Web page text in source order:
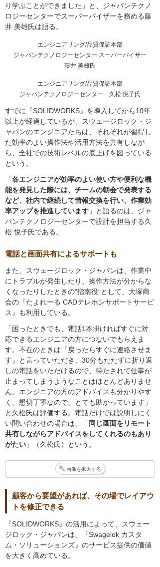
り学ぶことができました」と、ジャパンテクノ
ロジーセンターでスーパーバイザーを務める藤
井 美雄氏は語る。
エンジニアリング/品質保証本部
ジャパンテクノロジーセンター スーパーバイザー
藤井 美雄氏
エンジニアリング/品質保証本部
ジャパンテクノロジーセンター 久松 悦子氏
すでに『SOLIDWORKS』を導入してから10年
以上が経過しているが、スウェージロック・ジ
ャパンのエンジニアたちは、それぞれが習得し
た効率のよい操作法や活用方法を共有しなが
ら、全社での技術レベルの底上げを図っている
という。
「各エンジニアが効率のよい使い方や便利な機
能を発見した際には、チームの朝会で発表する
など、社内で継続して情報交換を行い、作業効
率アップを推進しています 」と語るのは、ジャ
パンテクノロジーセンターで設計を担当する久
松 悦子氏である。
電話と画面共有によるサポートも
また、スウェージロック・ジャパンは、作業中
にトラブルが発生したり、操作方法が分からな
くなったりしたときの“指南役”として、大塚商
会の『たよれーる CADテレホンサポートサービ
ス』も利用している。
「困ったときでも、電話1本掛ければすぐに対
応できるエンジニアの方につないでもらえま
す。不在のときは『戻ったらすぐに連絡させま
す』と言っていただき、30分もたたずに折り返
しの電話をいただけるので、待たされて仕事が
止まってしまうようなことはほとんどありませ
ん。エンジニアの方のアドバイスも分かりやす
く、懇切丁寧なので、とても助かっています」
と久松氏は評価する。電話だけでは説明しにく
い問い合わせの場合は、「 同じ画面をリモート
共有しながらアドバイスをしてくれるのもあり
がたい 」（久松氏）という。
画像を拡大する
顧客から要望があれば、その場でレイアウ
トを修正できる
『SOLIDWORKS』の活用によって、スウェー
ジロック・ジャパンは、『Swagelok カスタ
ム・ソリューションズ』のサービス提供の価値
を大きく高めている。